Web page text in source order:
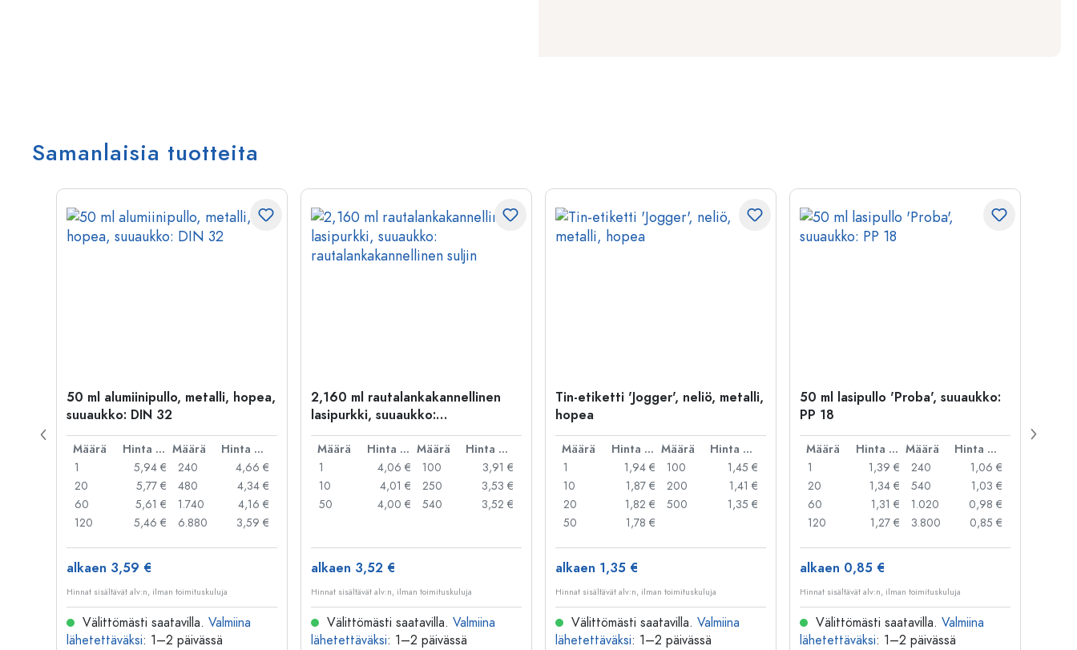
Samanlaisia tuotteita
50 ml alumiinipullo, metalli, hopea,
suuaukko: DIN 32
Määrä Hinta per kpl Määrä
Hinta per kpl
1
5,94 €
20
5,77 €
60
5,61 €
120
5,46 €
240
4,66 €
480
4,34 €
1.740
4,16 €
6.880
3,59 €
alkaen 3,59 €
Hinnat sisältävät alv:n, ilman toimituskuluja
Välittömästi saatavilla. Valmiina
lähetettäväksi: 1–2 päivässä
2,160 ml rautalankakannellinen
lasipurkki, suuaukko:
rautalankakannellinen suljin
Määrä Hinta per kpl Määrä
Hinta per kpl
1
4,06 €
10
4,01 €
50
4,00 €
100
3,91 €
250
3,53 €
540
3,52 €
alkaen 3,52 €
Hinnat sisältävät alv:n, ilman toimituskuluja
Välittömästi saatavilla. Valmiina
lähetettäväksi: 1–2 päivässä
Tin-etiketti 'Jogger', neliö, metalli,
hopea
Määrä Hinta per kpl Määrä
Hinta per kpl
1
1,94 €
10
1,87 €
20
1,82 €
50
1,78 €
100
1,45 €
200
1,41 €
500
1,35 €
alkaen 1,35 €
Hinnat sisältävät alv:n, ilman toimituskuluja
Välittömästi saatavilla. Valmiina
lähetettäväksi: 1–2 päivässä
50 ml lasipullo 'Proba', suuaukko:
PP 18
Määrä Hinta per kpl Määrä
Hinta per kpl
1
1,39 €
20
1,34 €
60
1,31 €
120
1,27 €
240
1,06 €
540
1,03 €
1.020
0,98 €
3.800
0,85 €
alkaen 0,85 €
Hinnat sisältävät alv:n, ilman toimituskuluja
Välittömästi saatavilla. Valmiina
lähetettäväksi: 1–2 päivässä